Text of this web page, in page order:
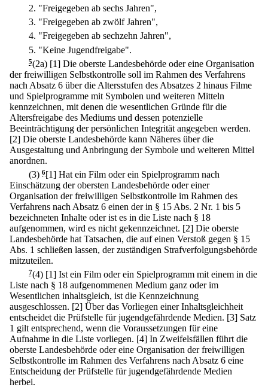
2. "Freigegeben ab sechs Jahren",
3. "Freigegeben ab zwölf Jahren",
4. "Freigegeben ab sechzehn Jahren",
5. "Keine Jugendfreigabe".
5(2a) [1] Die oberste Landesbehörde oder eine Organisation
der freiwilligen Selbstkontrolle soll im Rahmen des Verfahrens
nach Absatz 6 über die Altersstufen des Absatzes 2 hinaus Filme
und Spielprogramme mit Symbolen und weiteren Mitteln
kennzeichnen, mit denen die wesentlichen Gründe für die
Altersfreigabe des Mediums und dessen potenzielle
Beeinträchtigung der persönlichen Integrität angegeben werden.
[2] Die oberste Landesbehörde kann Näheres über die
Ausgestaltung und Anbringung der Symbole und weiteren Mittel
anordnen.
(3) 6[1] Hat ein Film oder ein Spielprogramm nach
Einschätzung der obersten Landesbehörde oder einer
Organisation der freiwilligen Selbstkontrolle im Rahmen des
Verfahrens nach Absatz 6 einen der in § 15 Abs. 2 Nr. 1 bis 5
bezeichneten Inhalte oder ist es in die Liste nach § 18
aufgenommen, wird es nicht gekennzeichnet. [2] Die oberste
Landesbehörde hat Tatsachen, die auf einen Verstoß gegen § 15
Abs. 1 schließen lassen, der zuständigen Strafverfolgungsbehörde
mitzuteilen.
7(4) [1] Ist ein Film oder ein Spielprogramm mit einem in die
Liste nach § 18 aufgenommenen Medium ganz oder im
Wesentlichen inhaltsgleich, ist die Kennzeichnung
ausgeschlossen. [2] Über das Vorliegen einer Inhaltsgleichheit
entscheidet die Prüfstelle für jugendgefährdende Medien. [3] Satz
1 gilt entsprechend, wenn die Voraussetzungen für eine
Aufnahme in die Liste vorliegen. [4] In Zweifelsfällen führt die
oberste Landesbehörde oder eine Organisation der freiwilligen
Selbstkontrolle im Rahmen des Verfahrens nach Absatz 6 eine
Entscheidung der Prüfstelle für jugendgefährdende Medien
herbei.